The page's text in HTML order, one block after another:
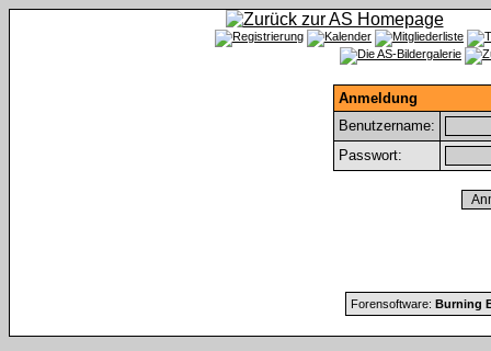
Anmeldung
Benutzername:
Passwort:
Forensoftware: Burning